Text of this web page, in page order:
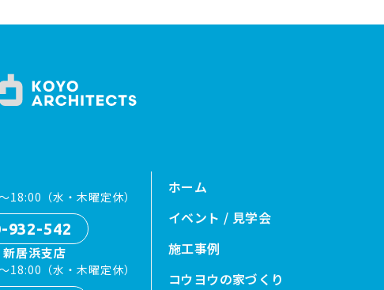
ホーム
イベント / 見学会
施工事例
コウヨウの家づくり
18:00（水・木曜定休）
932-542
居浜支店
18:00（水・木曜定休）